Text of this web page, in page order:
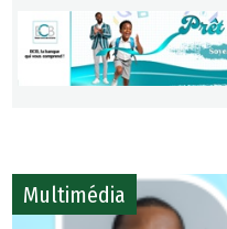
Multimédia